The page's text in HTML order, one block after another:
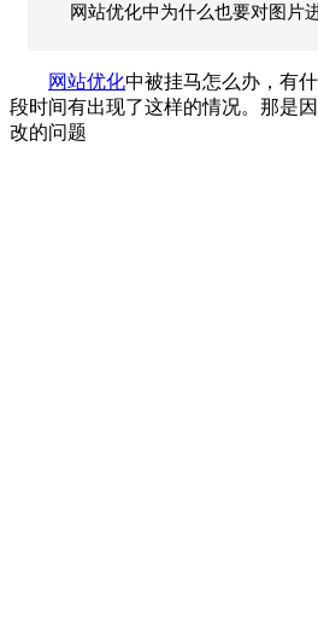
网站优化中为什么也要对图片
网站优化中被挂马怎么办，有
段时间有出现了这样的情况。那是
改的问题